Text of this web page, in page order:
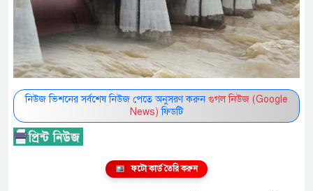
নিউজ ভিশনের সর্বশেষ নিউজ পেতে অনুসরণ করুন গুগল নিউজ (Google
News) ফিডটি
ফটো কার্ড তৈরি করুন